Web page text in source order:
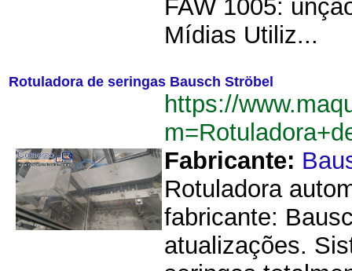
FAW 1005:
Mídias Utiliz...
Rotuladora de seringas Bausch Ströbel
https://
Fabricante:
Rotuladora
fabricante:
atualizações.